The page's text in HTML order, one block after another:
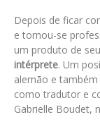
Depois de ficar
e tornou-se
um produto de
intérprete. Um
alemão e
como tradutor e
Gabrielle Boudet,